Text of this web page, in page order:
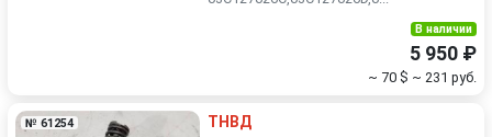
В наличии
5 950 ₽
~ 70 $ ~ 231 руб.
№ 61254
ТНВД